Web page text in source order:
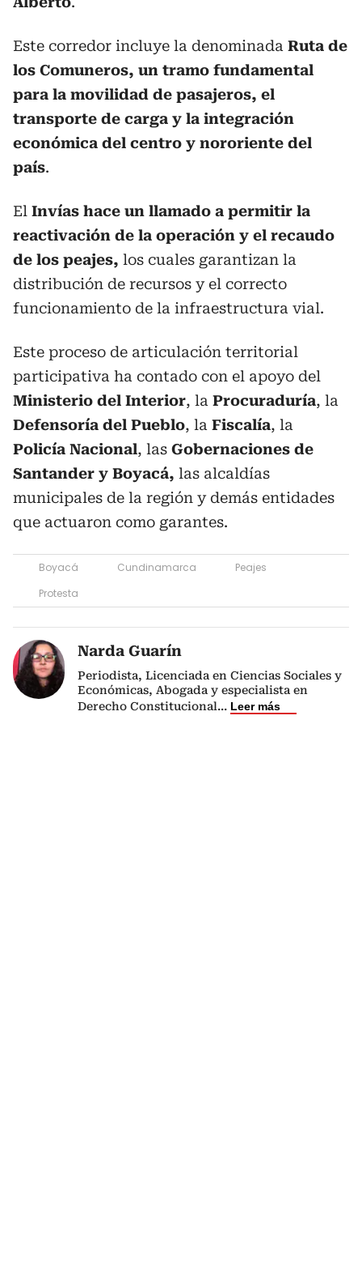
Este corredor incluye la denominada Ruta de
los Comuneros, un tramo fundamental
para la movilidad de pasajeros, el
transporte de carga y la integración
económica del centro y nororiente del
país.
El Invías hace un llamado a permitir la
reactivación de la operación y el recaudo
de los peajes, los cuales garantizan la
distribución de recursos y el correcto
funcionamiento de la infraestructura vial.
Este proceso de articulación territorial
participativa ha contado con el apoyo del
Ministerio del Interior, la Procuraduría, la
Defensoría del Pueblo, la Fiscalía, la
Policía Nacional, las Gobernaciones de
Santander y Boyacá, las alcaldías
municipales de la región y demás entidades
que actuaron como garantes.
Boyacá Cundinamarca
Peajes
Protesta
Narda Guarín
Periodista, Licenciada en Ciencias Sociales y
Económicas, Abogada y especialista en
Derecho Constitucional... Leer más